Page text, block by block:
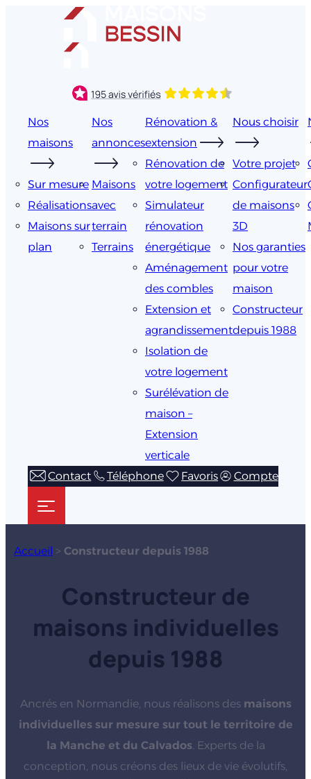
Nos
maisons
Sur mesure
Réalisations
Maisons sur
plan
Nos
annonces
Maisons
avec
terrain
Terrains
Rénovation &
extension
Rénovation de
votre logement
Simulateur
rénovation
énergétique
Aménagement
des combles
Extension et
agrandissement
Isolation de
votre logement
Surélévation de
maison –
Extension
verticale
Nous choisir
Votre projet
Configurateur
de maisons
3D
Nos garanties
pour votre
maison
Constructeur
depuis 1988
Contact Téléphone Favoris Compte
Accueil > Constructeur depuis 1988
Constructeur de
maisons individuelles
depuis 1988
Ancrés en Normandie, nous réalisons des maisons
individuelles sur mesure sur tout le territoire de
la Manche et du Calvados . Experts de la
conception, nous créons des lieux de vie évolutifs,